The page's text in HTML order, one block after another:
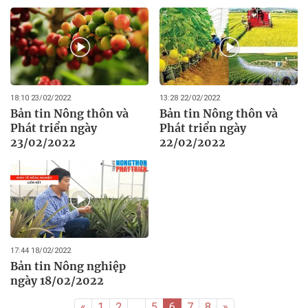
18:10 23/02/2022
Bản tin Nông thôn và
Phát triển ngày
23/02/2022
13:28 22/02/2022
Bản tin Nông thôn và
Phát triển ngày
22/02/2022
17:44 18/02/2022
Bản tin Nông nghiệp
ngày 18/02/2022